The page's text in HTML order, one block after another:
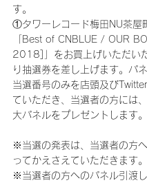
す。
①タワーレコード梅田NU茶屋
「Best of CNBLUE / OUR
2018]」をお買上げいただい
り抽選券を差し上げます。パ
当選番号のみを店頭及び
ていただき、当選者の方には
大パネルをプレゼントします。
※当選の発表は、当選者の方
ってかえさえていただきます。
※当選者の方へのパネル引渡